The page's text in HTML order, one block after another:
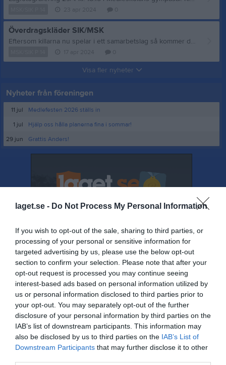
laget.se - Do Not Process My Personal Information
If you wish to opt-out of the sale, sharing to third parties, or
processing of your personal or sensitive information for
targeted advertising by us, please use the below opt-out
section to confirm your selection. Please note that after your
opt-out request is processed you may continue seeing
interest-based ads based on personal information utilized by
us or personal information disclosed to third parties prior to
your opt-out. You may separately opt-out of the further
disclosure of your personal information by third parties on the
IAB’s list of downstream participants. This information may
also be disclosed by us to third parties on the IAB’s List of
Downstream Participants that may further disclose it to other
Överdragskläder SIK/MSK
Eftersom killarna nu spelar i ett samarbetslag så kommer de alla att spela matcher för både Stämningsgården och Medle. Vi kommer alltid spela matcherna med blå shorts och blå strumpor, som man står för själv (se föregående nyhet för länkar till klubbshopparna om ni vill köpa därigenom). Matchtröja kan komma att variera, men de lånar man av klubbarna. För att stärka lagkänslan har vi med hjälp av Stadium tagit fram egna överdragskläder, med bådas emblem, för den som vill köpa det, se länkar nedan. Långärmad tröja barn: https://www.stadium.se/foreningar/medle-sk-medlemmar.2086166/379261105/nike.academy-23-drill-top-jr.obsidian-royal Långbyxor barn: https://www.stadium.se/foreningar/medle-sk-medlemmar.2086166/379191101/nike.academy-23-pant-jr.black Genom sponsorskap har vi beställt tränings/uppvärmings t-shirts med båda emblemen, som alla killar kommer att få, så de i alla fall har ett plagg gemensamt. På föräldramötet på söndag kommer vi att ge mer information om kommande säsong. Hoppas vi ses där!
Visa fler nyheter
Nyheter från föreningen
11 jul
Medlefesten 2026 ställs in
1 jul
Hjälp oss hålla planerna fina i sommar!
29 jun
Grattis Anders!
Senast uppladdade video